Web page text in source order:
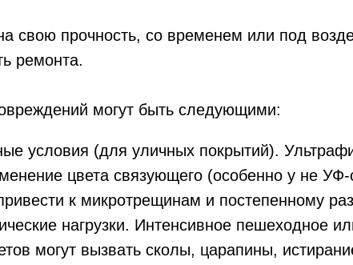
свою прочность, со временем или под
ремонта.
могут быть следующими:
условия (для уличных покрытий).
цвета связующего (особенно у не
к микротрещинам и постепенному
нагрузки. Интенсивное пешеходное
могут вызвать сколы, царапины,